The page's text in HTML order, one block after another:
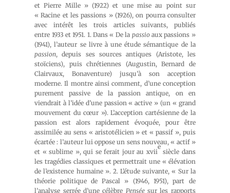
et Pierre Mille » (1922) et une mise au point sur
« Racine et les passions » (1926), on pourra consulter
avec intérêt les trois articles suivants, publiés
entre 1933 et 1951. 1. Dans « De la passioaux passions »
(1941), l’auteur se livre à une étude sémantique de la
passion, depuis ses sources antiques (Aristote, les
stoïciens), puis chrétiennes (Augustin, Bernard de
Clairvaux, Bonaventure) jusqu’à son acception
moderne. Il montre ainsi comment, d’une conception
purement passive de la passion antique, on en
viendrait à l’idée d’une passion « active » (un « grand
mouvement du cœur »). L’acception cartésienne de la
passion est alors rapidement évoquée, pour être
assimilée au sens « aristotélicien » et « passif », puis
écartée : l’auteur lui oppose un sens nouveau, « actif »
et « sublime », qui se ferait jour au xvii
e
siècle dans
les tragédies classiques et permettrait une « élévation
de l’existence humaine ». 2. L’étude suivante, « Sur la
théorie politique de Pascal » (1946, 1951), part de
l’analyse serrée d’une célèbre Penséesur les rapports